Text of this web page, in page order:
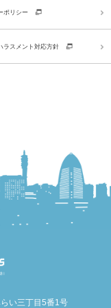
ポリシー
ラスメント対応方針
い三丁目5番1号